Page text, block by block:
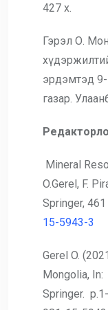
427 х.
Гэрэл О.
эрдэмтэд
газар.
Mineral
O.Gerel, F.
Springer, 461
15-5943-3
Gerel O.
Mongolia,
Springer.